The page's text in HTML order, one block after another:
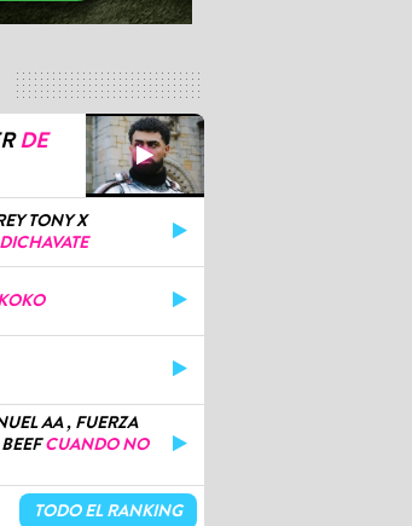
DE
TONY X
DICHAVATE
AA , FUERZA
CUANDO NO
TODO EL RANKING